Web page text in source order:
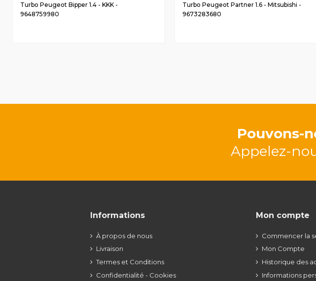
Turbo Peugeot Bipper 1.4 - KKK -
9648759980
Turbo Peugeot Partner 1.6 - Mitsubishi -
9673283680
Pouvons-
Appelez-
Informations
À propos de nous
Livraison
Termes et Conditions
Confidentialité - Cookies
Mon compte
Commencer la
Mon Compte
Historique des
Informations